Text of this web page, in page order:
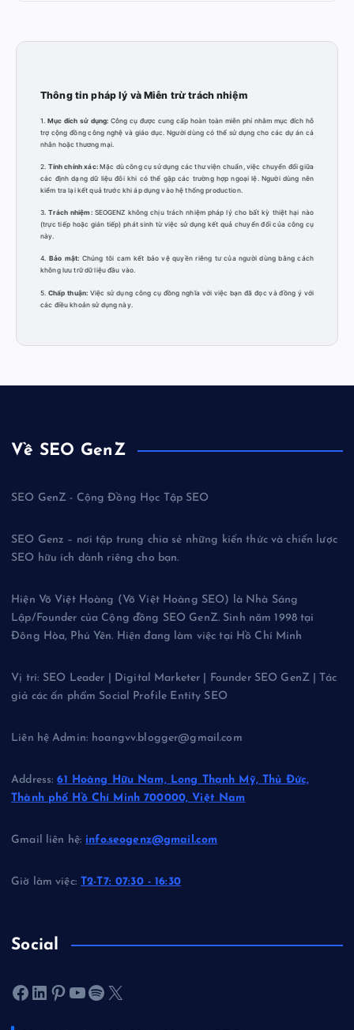
Thông tin pháp lý và Miễn trừ trách nhiệm
1. Mục đích sử dụng: Công cụ được cung cấp hoàn toàn miễn phí nhằm mục đích hỗ
trợ cộng đồng công nghệ và giáo dục. Người dùng có thể sử dụng cho các dự án cá
nhân hoặc thương mại.
2. Tính chính xác:Mặc dù công cụ sử dụng các thư viện chuẩn, việc chuyển đổi giữa
các định dạng dữ liệu đôi khi có thể gặp các trường hợp ngoại lệ. Người dùng nên
kiểm tra lại kết quả trước khi áp dụng vào hệ thống production.
3.Trách nhiệm:SEOGENZ không chịu trách nhiệm pháp lý cho bất kỳ thiệt hại nào
(trực tiếp hoặc gián tiếp) phát sinh từ việc sử dụng kết quả chuyển đổi của công cụ
này.
4. Bảo mật: Chúng tôi cam kết bảo vệ quyền riêng tư của người dùng bằng cách
không lưu trữ dữ liệu đầu vào.
5.Chấp thuận: Việc sử dụng công cụ đồng nghĩa với việc bạn đã đọc và đồng ý với
các điều khoản sử dụng này.
Về SEO GenZ
SEO GenZ - Cộng Đồng Học Tập SEO
SEO Genz – nơi tập trung chia sẻ những kiến thức và chiến lược
SEO hữu ích dành riêng cho bạn.
Hiện Võ Việt Hoàng (Võ Việt Hoàng SEO) là Nhà Sáng
Lập/Founder của Cộng đồng SEO GenZ. Sinh năm 1998 tại
Đông Hòa, Phú Yên. Hiện đang làm việc tại Hồ Chí Minh
Vị trí: SEO Leader | Digital Marketer | Founder SEO GenZ | Tác
giả các ấn phẩm Social Profile Entity SEO
Liên hệ Admin: hoangvv.blogger@gmail.com
Address:61 Hoàng Hữu Nam, Long Thạnh Mỹ, Thủ Đức,
Thành phố Hồ Chí Minh 700000, Việt Nam
Gmail liên hệ: info.seogenz@gmail.com
Giờ làm việc:T2-T7: 07:30 - 16:30
Social
Facebook LinkedIn Pinterest Youtube Spotify X